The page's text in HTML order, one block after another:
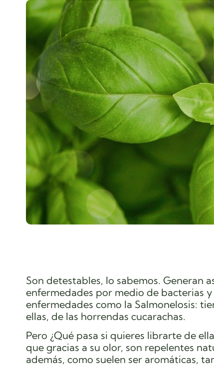
Son detestables, lo sabemos. Generan
enfermedades por medio de bacterias
enfermedades como la Salmonelosis:
ellas, de las horrendas cucarachas.
Pero ¿Qué pasa si quieres librarte de
que gracias a su olor, son repelentes
además, como suelen ser aromáticas,